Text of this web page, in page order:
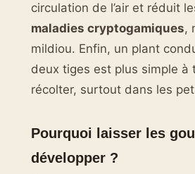
circulation de l’air et réduit
maladies cryptogamiques,
mildiou. Enfin, un plant
deux tiges est plus simple à
récolter, surtout dans les
Pourquoi laisser les
développer ?